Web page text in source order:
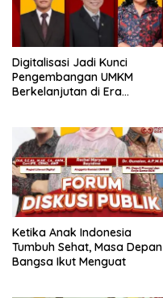
Digitalisasi Jadi Kunci
Pengembangan UMKM
Berkelanjutan di Era
Ketika Anak Indonesia
Tumbuh Sehat, Masa Depan
Bangsa Ikut Menguat